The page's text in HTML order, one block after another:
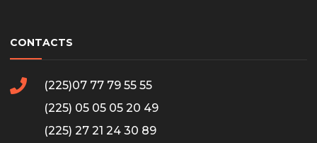
CONTACTS
(225)07 77 79 55 55
(225) 05 05 05 20 49
(225) 27 21 24 30 89